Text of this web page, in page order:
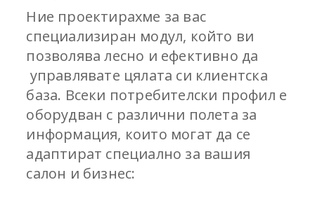
Ние проектирахме за вас
специализиран модул, който ви
позволява лесно и ефективно да
управлявате цялата си клиентска
база. Всеки потребителски профил е
оборудван с различни полета за
информация, които могат да се
адаптират специално за вашия
салон и бизнес: